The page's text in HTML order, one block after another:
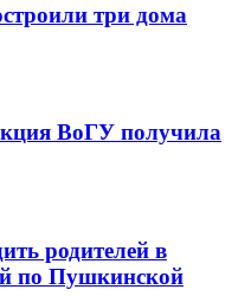
три дома
ВоГУ получила
родителей в
по Пушкинской